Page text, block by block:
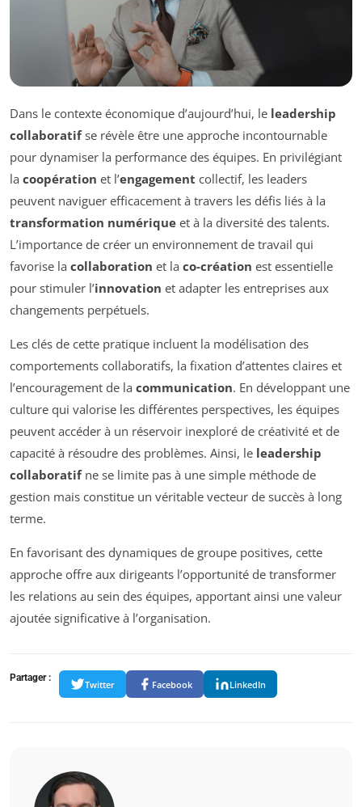
Dans le contexte économique d’aujourd’hui, le leadership
collaboratifse révèle être une approche incontournable
pour dynamiser la performance des équipes. En privilégiant
la coopération et l’engagement collectif, les leaders
peuvent naviguer efficacement à travers les défis liés à la
transformation numérique et à la diversité des talents.
L’importance de créer un environnement de travail qui
favorise la collaboration et la co-création est essentielle
pour stimuler l’innovation et adapter les entreprises aux
changements perpétuels.
Les clés de cette pratique incluent la modélisation des
comportements collaboratifs, la fixation d’attentes claires et
l’encouragement de la communication. En développant une
culture qui valorise les différentes perspectives, les équipes
peuvent accéder à un réservoir inexploré de créativité et de
capacité à résoudre des problèmes. Ainsi, le leadership
collaboratifne se limite pas à une simple méthode de
gestion mais constitue un véritable vecteur de succès à long
terme.
En favorisant des dynamiques de groupe positives, cette
approche offre aux dirigeants l’opportunité de transformer
les relations au sein des équipes, apportant ainsi une valeur
ajoutée significative à l’organisation.
Partager :
Twitter Facebook LinkedIn